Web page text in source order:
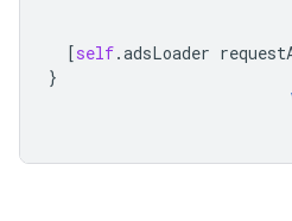
[self.adsLoader
}